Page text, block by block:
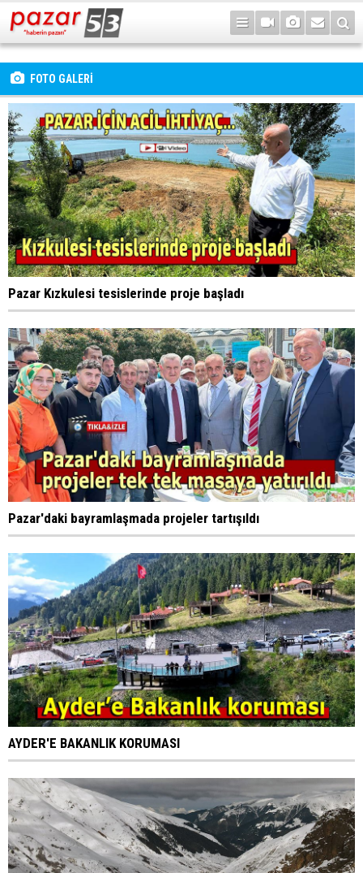
FOTO GALERİ
Pazar Kızkulesi tesislerinde proje başladı
Pazar'daki bayramlaşmada projeler tartışıldı
AYDER'E BAKANLIK KORUMASI